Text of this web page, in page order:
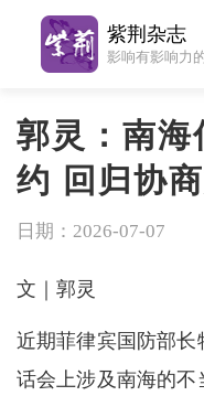
郭灵：南海
约 回归协
日期：2026-07-07
文｜郭灵
近期菲律宾国防部
话会上涉及南海的不
紫荆杂志
影响有影响力